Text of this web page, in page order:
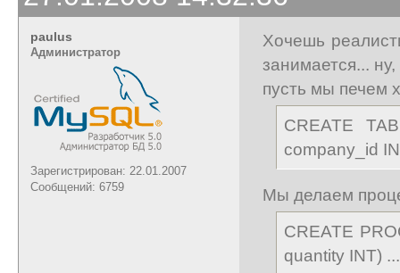
paulus
Администратор
Зарегистрирован: 22.01.2007
Сообщений: 6759
Хочешь
занимается...
пусть мы печем
CREATE
company_id
Мы делаем
CREATE
quantity INT) ...